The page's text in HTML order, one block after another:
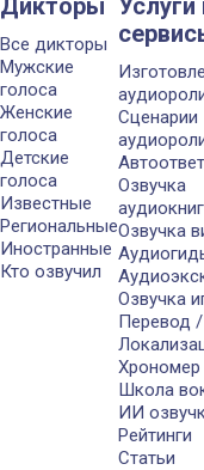
Дикторы
Все дикторы
Мужские
голоса
Женские
голоса
Детские
голоса
Известные
Региональные
Иностранные
Кто озвучил
Услуги
Сценарии
Озвучка
аудиокниг
Озвучка
Озвучка
Перевод /
Хрономер
Школа
ИИ
Рейтинги
Статьи